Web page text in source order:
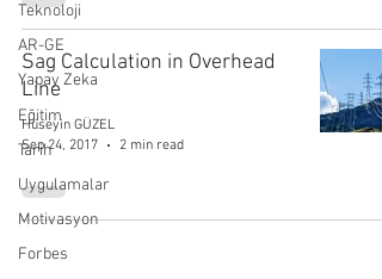
Teknoloji
AR-GE
Yapay Zeka
Eğitim
Tarih
Uygulamalar
Motivasyon
Forbes
Sag Calculation in Overhead
Line
Hüseyin GÜZEL
Sep 24, 2017
2 min read